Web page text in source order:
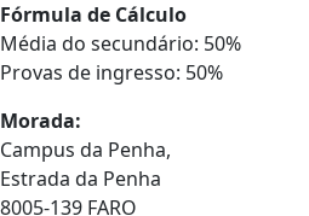
Fórmula de Cálculo
Média do secundário: 50%
Provas de ingresso: 50%
Morada:
Campus da Penha,
Estrada da Penha
8005-139 FARO